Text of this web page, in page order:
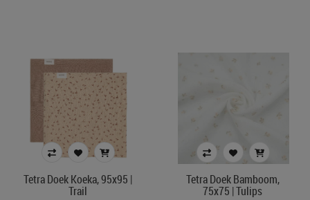
Tetra Doek Koeka, 95x95 |
Trail
Tetra Doek Bamboom,
75x75 | Tulips